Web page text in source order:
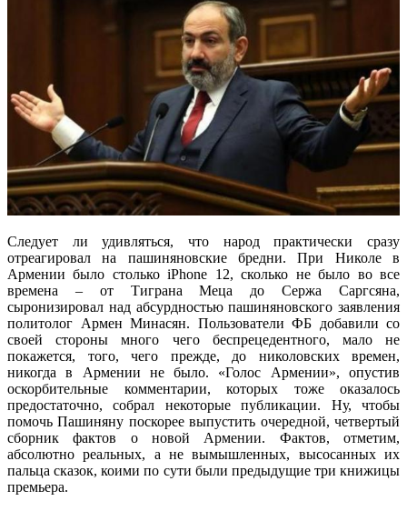
Следует ли удивляться, что народ практически сразу
отреагировал на пашиняновские бредни. При Николе в
Армении было столько iPhone 12, сколько не было во все
времена – от Тиграна Меца до Сержа Саргсяна,
сыронизировал над абсурдностью пашиняновского заявления
политолог Армен Минасян. Пользователи ФБ добавили со
своей стороны много чего беспрецедентного, мало не
покажется, того, чего прежде, до николовских времен,
никогда в Армении не было. «Голос Армении», опустив
оскорбительные комментарии, которых тоже оказалось
предостаточно, собрал некоторые публикации. Ну, чтобы
помочь Пашиняну поскорее выпустить очередной, четвертый
сборник фактов о новой Армении. Фактов, отметим,
абсолютно реальных, а не вымышленных, высосанных их
пальца сказок, коими по сути были предыдущие три книжицы
премьера.